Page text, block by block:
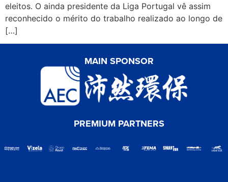
eleitos. O ainda presidente da Liga Portugal vê assim
reconhecido o mérito do trabalho realizado ao longo de
[…]
MAIN SPONSOR
PREMIUM PARTNERS